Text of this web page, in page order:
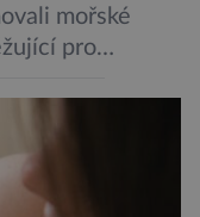
mořské
pro
každý
kompletní